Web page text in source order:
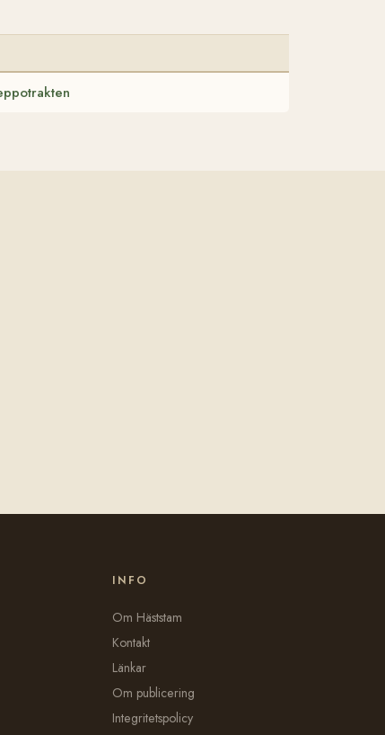
INFO
Om Häststam
Kontakt
Länkar
Om publicering
Integritetspolicy